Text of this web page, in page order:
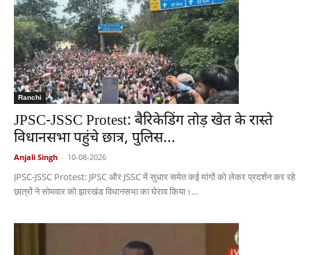
Ranchi
JPSC-JSSC Protest: बैरिकेडिंग तोड़ खेत के रास्ते
विधानसभा पहुंचे छात्र, पुलिस...
Anjali Singh - 10-08-2026
JPSC-JSSC Protest: JPSC और JSSC में सुधार समेत कई मांगों को लेकर प्रदर्शन कर रहे
छात्रों ने सोमवार को झारखंड विधानसभा का घेराव किया।...